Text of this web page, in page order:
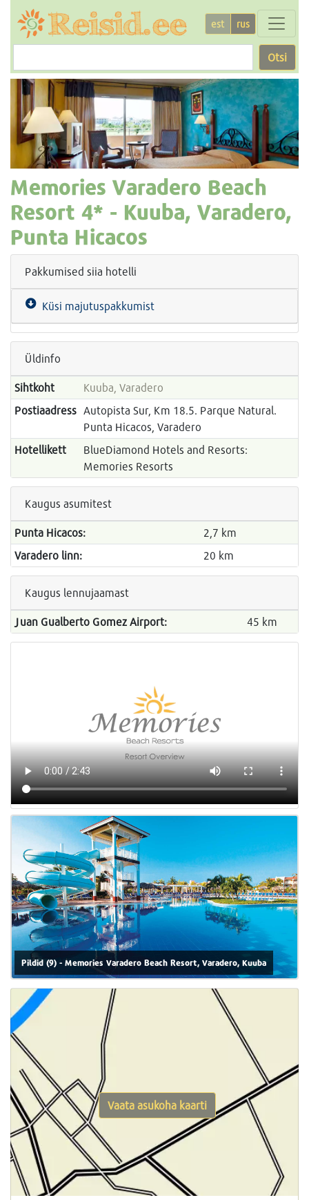
est rus
Otsi
Memories Varadero Beach
Resort 4* - Kuuba, Varadero,
Punta Hicacos
Pakkumised siia hotelli
Küsi majutuspakkumist
Üldinfo
Sihtkoht
Kuuba, Varadero
Postiaadress Autopista Sur, Km 18.5. Parque Natural.
Punta Hicacos, Varadero
Hotellikett
BlueDiamond Hotels and Resorts:
Memories Resorts
Kaugus asumitest
Punta Hicacos:
2,7 km
Varadero linn:
20 km
Kaugus lennujaamast
Juan Gualberto Gomez Airport: 45 km
Pildid (9) - Memories Varadero Beach Resort, Varadero, Kuuba
Vaata asukoha kaarti